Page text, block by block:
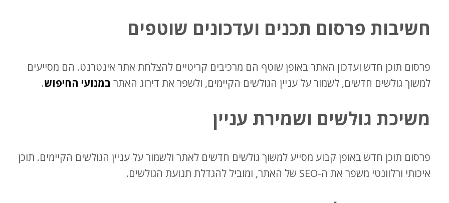
חשיבות פרסום תכנים ועדכונים שוטפים
פרסום תוכן חדש ועדכון האתר באופן שוטף הם מרכיבים קריטיים להצלחת אתר אינטרנט. הם מסייעים
למשוך גולשים חדשים, לשמור על עניין הגולשים הקיימים, ולשפר את דירוג האתר במנועי החיפוש.
משיכת גולשים ושמירת עניין
פרסום תוכן חדש באופן קבוע מסייע למשוך גולשים חדשים לאתר ולשמור על עניין הגולשים הקיימים. תוכן
איכותי ורלוונטי משפר את ה-SEO של האתר, ומוביל להגדלת תנועת הגולשים.